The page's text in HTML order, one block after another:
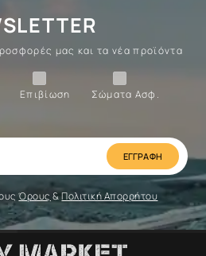
μας και τα νέα προϊόντα
Σώματα Ασφ.
Επιβίωση
Όρους &Πολιτική Απορρήτου